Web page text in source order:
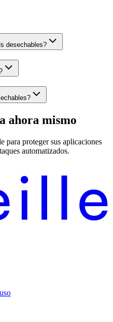
desechables?
ahora mismo
para proteger sus aplicaciones
automatizados.